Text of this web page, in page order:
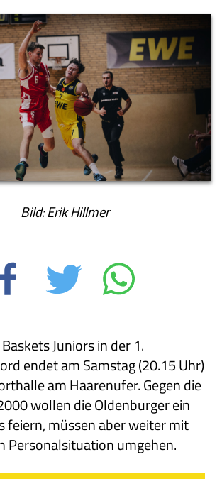
Bild: Erik Hillmer
Juniors in der 1.
endet am Samstag (20.15 Uhr)
am Haarenufer. Gegen die
wollen die Oldenburger ein
feiern, müssen aber weiter mit
Personalsituation umgehen.